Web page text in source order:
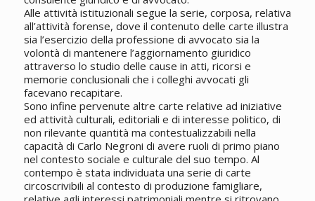
Alle attività istituzionali segue la serie, corposa, relativa
all’attività forense, dove il contenuto delle carte illustra
sia l’esercizio della professione di avvocato sia la
volontà di mantenere l’aggiornamento giuridico
attraverso lo studio delle cause in atti, ricorsi e
memorie conclusionali che i colleghi avvocati gli
facevano recapitare.
Sono infine pervenute altre carte relative ad iniziative
ed attività culturali, editoriali e di interesse politico, di
non rilevante quantità ma contestualizzabili nella
capacità di Carlo Negroni di avere ruoli di primo piano
nel contesto sociale e culturale del suo tempo. Al
contempo è stata individuata una serie di carte
circoscrivibili al contesto di produzione famigliare,